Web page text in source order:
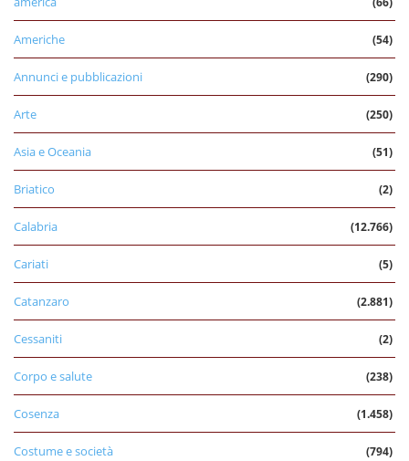
Americhe (54)
Annunci e pubblicazioni (290)
Arte (250)
Asia e Oceania (51)
Briatico (2)
Calabria (12.766)
Cariati (5)
Catanzaro (2.881)
Cessaniti (2)
Corpo e salute (238)
Cosenza (1.458)
Costume e società (794)